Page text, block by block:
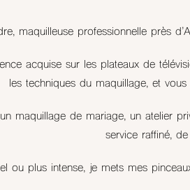
maquilleuse professionnelle près
acquise sur les plateaux de
les techniques du maquillage, et
maquillage de mariage, un atelier
service raffiné,
ou plus intense, je mets mes